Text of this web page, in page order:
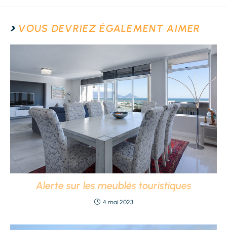
VOUS DEVRIEZ ÉGALEMENT AIMER
Alerte sur les meublés touristiques
4 mai 2023